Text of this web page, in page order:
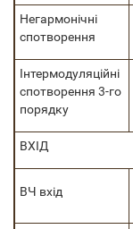
Негармонічні
спотворення
Інтермодуляційні
спотворення 3-го
порядку
ВХІД
ВЧ вхід